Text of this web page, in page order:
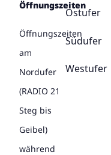
Öffnungszeiten
Öffnungszeiten
am
Nordufer
(RADIO 21
Steg bis
Geibel)
während
Ostufer
Südufer
Westufer